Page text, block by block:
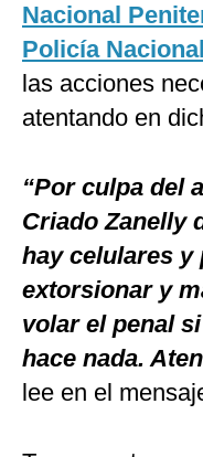
Nacional
Policía
las acciones
atentando en
“Por culpa del
Criado Zanelly
hay celulares y
extorsionar y
volar el penal
hace nada.
lee en el